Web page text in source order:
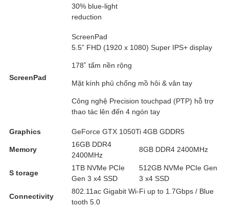
30% blue-light
reduction
ScreenPad
ScreenPad
5.5” FHD (1920 x 1080) Super IPS+ display
178˚ tấm nền rộng
Mặt kính phủ chống mồ hôi & vân tay
Công nghệ Precision touchpad (PTP) hỗ trợ
thao tác lên đến 4 ngón tay
Graphics GeForce GTX 1050Ti 4GB GDDR5
Memory
16GB DDR4
2400MHz
8GB DDR4 2400MHz
S torage
1TB NVMe PCIe
Gen 3 x4 SSD
512GB NVMe PCIe Gen
3 x4 SSD
Connectivity
802.11ac Gigabit Wi-Fi up to 1.7Gbps / Blue
tooth 5.0